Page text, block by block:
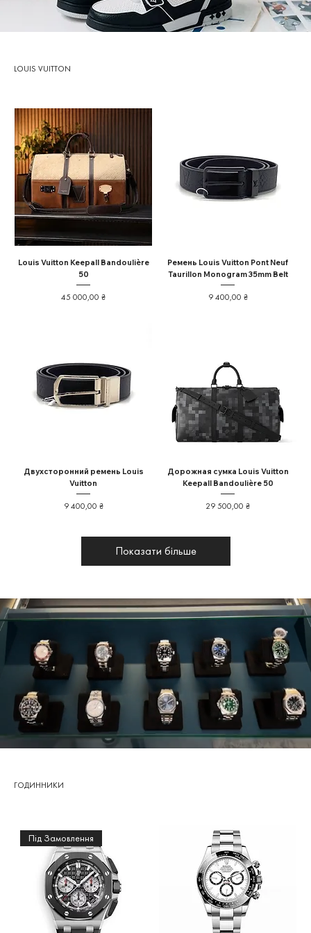
Louis Vuitton Keepall Bandoulière
50
Ціна
45 000,00 ₴
Ремень Louis Vuitton Pont Neuf
Taurillon Monogram 35mm Belt
Ціна
9 400,00 ₴
Двухсторонний ремень Louis
Vuitton
Ціна
9 400,00 ₴
Дорожная сумка Louis Vuitton
Keepall Bandoulière 50
Ціна
29 500,00 ₴
Показати більше
LOUIS VUITTON
Під Замовлення
ГОДИННИКИ